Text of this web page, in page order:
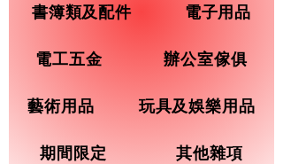
書簿類及配件 電子用品
電工五金 辦公室傢俱
藝術用品 玩具及娛樂用品
期間限定 其他雜項